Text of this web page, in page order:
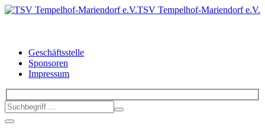
TSV Tempelhof-Mariendorf e.V.
Geschäftsstelle
Sponsoren
Impressum